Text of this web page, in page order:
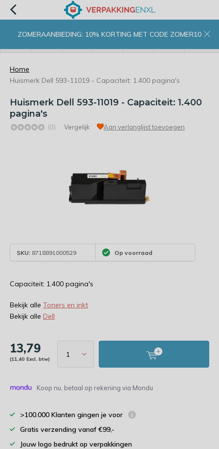
ZOMERAANBIEDING: 10% KORTING MET CODE ZOMER10
Home
Huismerk Dell 593-11019 - Capaciteit: 1.400 pagina's
Huismerk Dell 593-11019 - Capaciteit: 1.400
pagina's
(0) Vergelijk Aan verlanglijst toevoegen
SKU: 8718891000529 Op voorraad
Capaciteit: 1.400 pagina's
Bekijk alle Toners en inkt
Bekijk alle Dell
13,79
(11,40 Excl. btw)
Koop nu, betaal op rekening via Mondu
>100.000 Klanten gingen je voor
Gratis verzending vanaf €99,-
Jouw logo bedrukt op verpakkingen